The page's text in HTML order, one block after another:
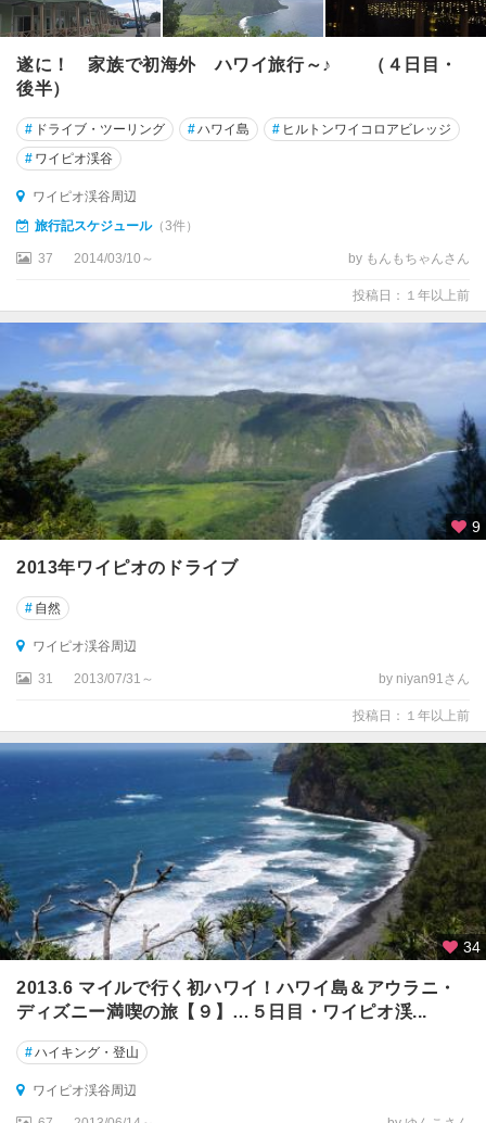
遂に！ 家族で初海外 ハワイ旅行～♪ （４日目・
後半）
# ドライブ・ツーリング #ハワイ島 # ヒルトンワイコロアビレッジ
# ワイピオ渓谷
ワイピオ渓谷周辺
旅行記スケジュール（3件）
37 2014/03/10～ by もんもちゃんさん
投稿日：１年以上前
9
2013年ワイピオのドライブ
# 自然
ワイピオ渓谷周辺
31 2013/07/31～ by niyan91さん
投稿日：１年以上前
34
2013.6 マイルで行く初ハワイ！ハワイ島＆アウラニ・
ディズニー満喫の旅【９】…５日目・ワイピオ渓...
#ハイキング・登山
ワイピオ渓谷周辺